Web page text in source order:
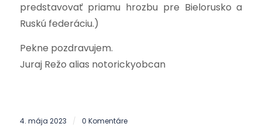
predstavovať priamu hrozbu pre Bielorusko a
Ruskú federáciu.)
Pekne pozdravujem.
Juraj Režo alias notorickyobcan
4. mája 2023 / 0 Komentáre